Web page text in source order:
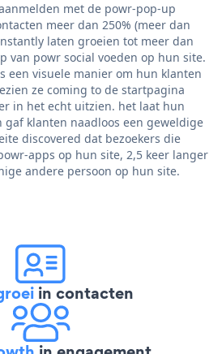
met de powr-pop-up
meer dan 250% (meer dan
laten groeien tot meer dan
van powr social voeden op hun site.
een visuele manier om hun klanten
ze coming to de startpagina
in het echt uitzien. het laat hun
gaf klanten naadloos een geweldige
discovered dat bezoekers die
apps op hun site, 2,5 keer langer
andere persoon op hun site.
in contacten